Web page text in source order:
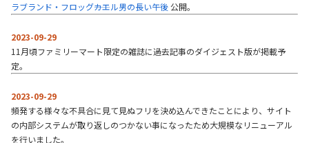
ラブランド・フロッグ――カエル男の長い午後公開。
2023-09-29
11月頃ファミリーマート限定の雑誌に過去記事のダイジェスト版が掲載予
定。
2023-09-29
頻発する様々な不具合に見て見ぬフリを決め込んできたことにより、サイト
の内部システムが取り返しのつかない事になったため大規模なリニューアル
を行いました。